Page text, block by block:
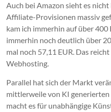
Auch bei Amazon sieht es
Affiliate-Provisionen massiv
kam ich immerhin auf über 400
immerhin noch deutlich über
mal noch 57,11 EUR. Das
Webhosting.
Parallel hat sich der Markt
mittlerweile von KI
macht es für unabhängige